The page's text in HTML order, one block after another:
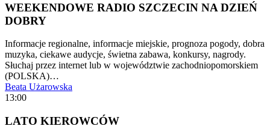
WEEKENDOWE RADIO SZCZECIN NA DZIEŃ
DOBRY
Informacje regionalne, informacje miejskie, prognoza pogody, dobra
muzyka, ciekawe audycje, świetna zabawa, konkursy, nagrody.
Słuchaj przez internet lub w województwie zachodniopomorskiem
(POLSKA)…
Beata Użarowska
13:00
LATO KIEROWCÓW